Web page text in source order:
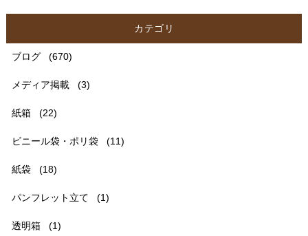
カテゴリ
ブログ (670)
メディア掲載 (3)
紙箱 (22)
ビニール袋・ポリ袋 (11)
紙袋 (18)
パンフレット立て (1)
透明箱 (1)